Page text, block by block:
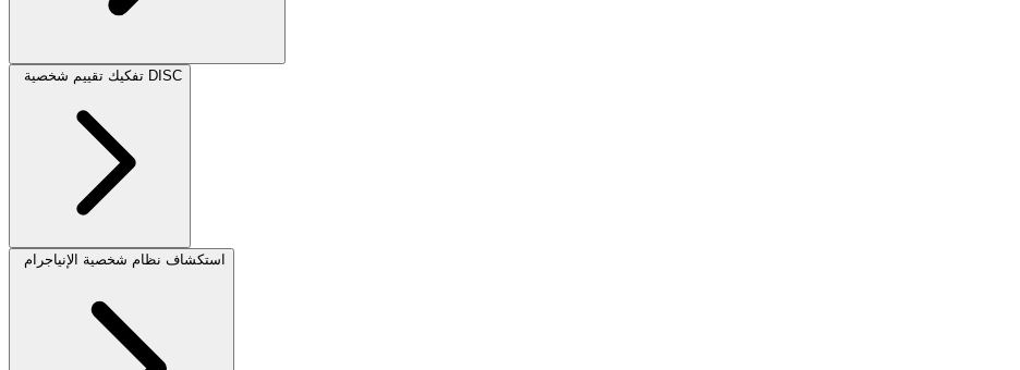
تفكيك تقييم شخصية DISC
استكشاف نظام شخصية الإنياجرام